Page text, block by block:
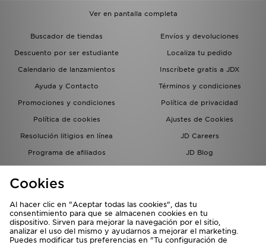
Ver en pantalla completa
Buscador de tiendas
Envíos y devoluciones
Descuento por ser estudiante
Localiza tu pedido
Calendario de lanzamientos
Inscríbete gratis a JDX
Ayuda y Contacto
Términos y condiciones
Promociones y condiciones
Política de privacidad
Política de cookies
Ajustes de Cookies
Resolución litigios en línea
JD Careers
Programa de afiliados
JD Blog
del grupo JD - Whistleblowing
Cookies
Al hacer clic en "Aceptar todas las cookies", das tu
consentimiento para que se almacenen cookies en tu
dispositivo. Sirven para mejorar la navegación por el sitio,
analizar el uso del mismo y ayudarnos a mejorar el marketing.
Puedes modificar tus preferencias en "Tu configuración de